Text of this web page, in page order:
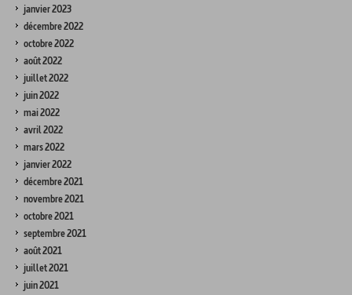
janvier 2023
décembre 2022
octobre 2022
août 2022
juillet 2022
juin 2022
mai 2022
avril 2022
mars 2022
janvier 2022
décembre 2021
novembre 2021
octobre 2021
septembre 2021
août 2021
juillet 2021
juin 2021